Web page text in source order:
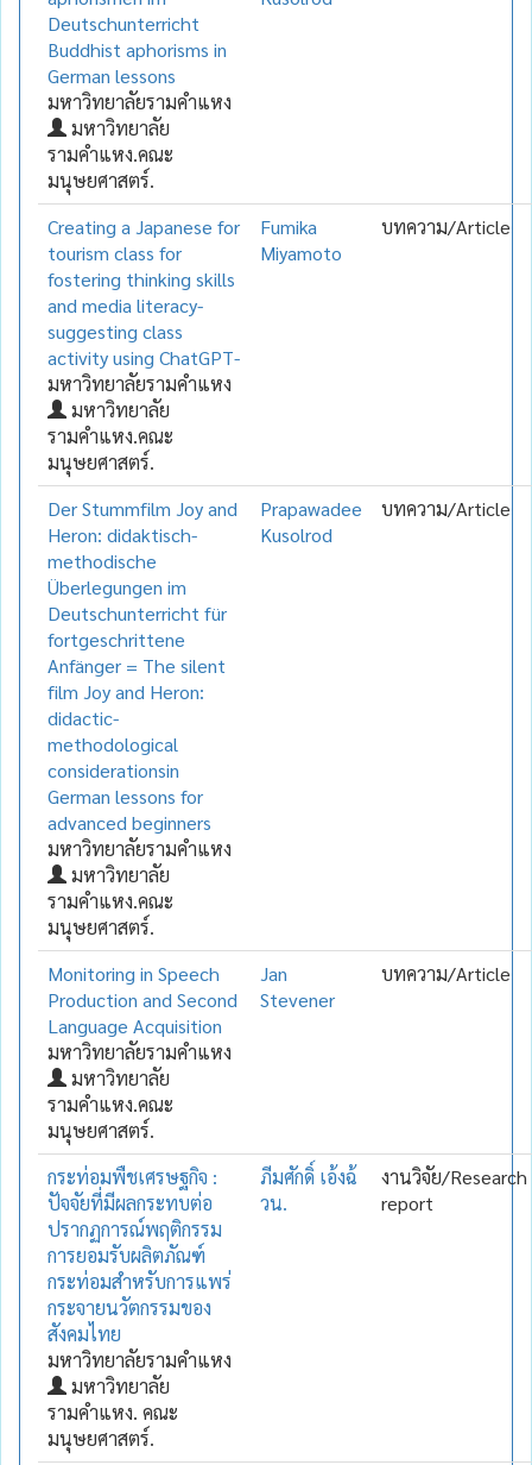
Deutschunterricht
Buddhist aphorisms in
German lessons
มหาวิทยาลัยรามคำแหง
มหาวิทยาลัย
รามคำแหง.คณะ
มนุษยศาสตร์.
Creating a Japanese for
tourism class for
fostering thinking skills
and media literacy-
suggesting class
activity using ChatGPT-
มหาวิทยาลัยรามคำแหง
มหาวิทยาลัย
รามคำแหง.คณะ
มนุษยศาสตร์.
Fumika
Miyamoto
บทความ/Article
Der Stummfilm Joy and
Heron: didaktisch-
methodische
Überlegungen im
Deutschunterricht für
fortgeschrittene
Anfänger = The silent
film Joy and Heron:
didactic-
methodological
considerationsin
German lessons for
advanced beginners
มหาวิทยาลัยรามคำแหง
มหาวิทยาลัย
รามคำแหง.คณะ
มนุษยศาสตร์.
Prapawadee
Kusolrod
บทความ/Article
Monitoring in Speech
Production and Second
Language Acquisition
มหาวิทยาลัยรามคำแหง
มหาวิทยาลัย
รามคำแหง.คณะ
มนุษยศาสตร์.
Jan
Stevener
บทความ/Article
กระท่อมพืชเศรษฐกิจ :
ปัจจัยที่มีผลกระทบต่อ
ปรากฏการณ์พฤติกรรม
การยอมรับผลิตภัณฑ์
กระท่อมสำหรับการแพร่
กระจายนวัตกรรมของ
สังคมไทย
มหาวิทยาลัยรามคำแหง
มหาวิทยาลัย
รามคำแหง. คณะ
มนุษยศาสตร์.
ภีมศักดิ์ เอ้งฉ้
วน.
งานวิจัย/Research
report